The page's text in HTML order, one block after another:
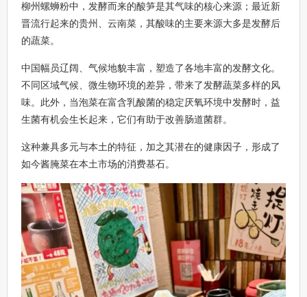
柳州螺蛳粉中，发酵而来的酸笋是其气味的核心来源；最近新
晋流行起来的贵州、云南菜，其酸味的主要来源大多是发酵后
的蔬菜。
中国幅员辽阔、气候地貌丰富，塑造了各地丰富的发酵文化。
不同区域气候、微生物环境的差异，带来了发酵蔬菜多样的风
味。此外，当泡菜在富含乳酸菌的稳定厌氧环境中发酵时，益
生菌有机会生长起来，它们有助于改善肠道菌群。
这种兼具多元与本土的特征，加之其潜在的健康因子，形成了
如今酱腌菜在本土市场的消费基石。